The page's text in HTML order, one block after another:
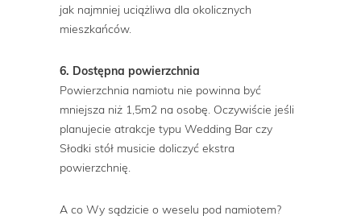
jak najmniej uciążliwa dla okolicznych
mieszkańców.
6. Dostępna powierzchnia
Powierzchnia namiotu nie powinna być
mniejsza niż 1,5m2 na osobę. Oczywiście jeśli
planujecie atrakcje typu Wedding Bar czy
Słodki stół musicie doliczyć ekstra
powierzchnię.
A co Wy sądzicie o weselu pod namiotem?